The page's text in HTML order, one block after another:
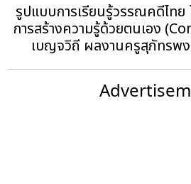
รูปแบบการเรียนรู้วรรณคดีไทย
การสร้างความรู้ด้วยตนเอง
เบญจวิถี ผลงานครูสุภัทรพ